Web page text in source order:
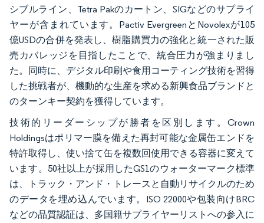
シブルライン、Tetra Pakのカートン、SIGなどのサプライ
ヤーが含まれています。Pactiv EvergreenとNovolexが105
億USDの合併を発表し、樹脂購買力の強化と統一された販
売カバレッジを目指したことで、統合圧力が強まりまし
た。同時に、デジタル印刷や食用コーティング技術を習得
した挑戦者が、機動的な生産を求める新興食品ブランドと
のターンキー契約を獲得しています。
技術的リーダーシップが勝者を区別します。Crown
Holdingsはポリマー膜を備えた再封可能な金属缶エンドを
特許取得し、使い捨て缶を複数回使用できる容器に変えて
います。50社以上が採用したGS1のウォーターマーク標準
は、トラック・アンド・トレースと自動リサイクルのため
のデータを埋め込んでいます。ISO 22000や包装向けBRC
などの品質認証は、多国籍サプライヤーリストへの参入に